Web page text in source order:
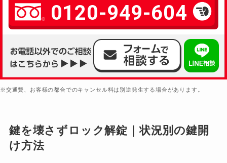
0120-949-604
※交通費、お客様の都合でのキャンセル料は別途発生する場合があります。
鍵を壊さずロック解錠｜状況別の鍵開
け方法